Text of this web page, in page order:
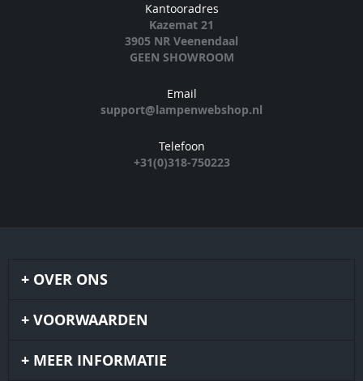
Kantooradres
Kazemat 21
3905 NR Veenendaal
GEEN SHOWROOM
Email
support@lampenwebshop.nl
Telefoon
+31(0)318-750223
OVER ONS
VOORWAARDEN
MEER INFORMATIE